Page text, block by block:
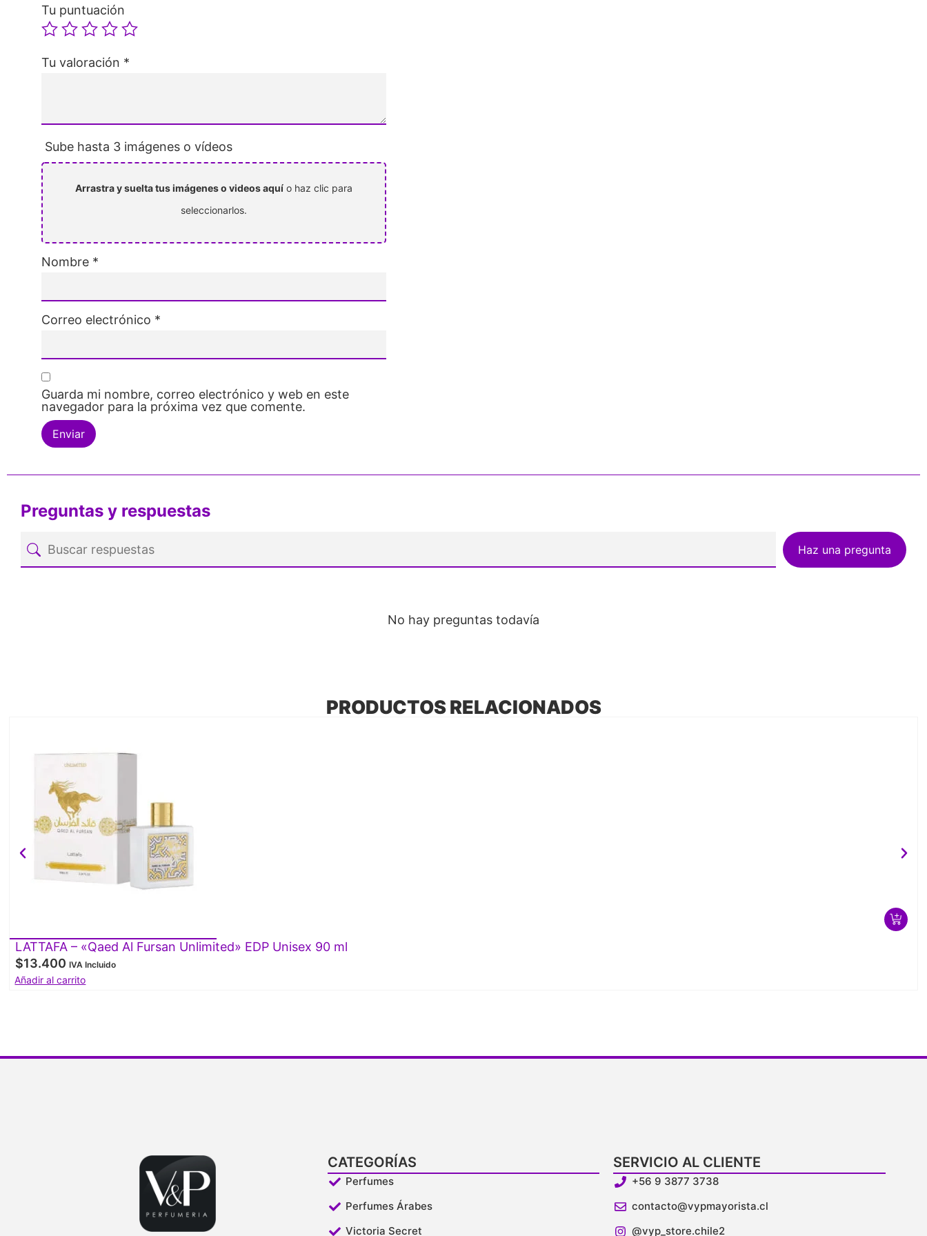
Tu puntuación
Tu valoración *
Sube hasta 3 imágenes o vídeos
Arrastra y suelta tus imágenes o videos aquí o haz clic para
seleccionarlos.
Nombre *
Correo electrónico *
Guarda mi nombre, correo electrónico y web en este
navegador para la próxima vez que comente.
Preguntas y respuestas
Haz una pregunta
No hay preguntas todavía
PRODUCTOS RELACIONADOS
LATTAFA – «Qaed Al Fursan Unlimited» EDP Unisex 90 ml
$13.400 IVA Incluido
Añadir al carrito
CATEGORÍAS
Perfumes
Perfumes Árabes
Victoria Secret
SERVICIO AL CLIENTE
+56 9 3877 3738
contacto@vypmayorista.cl
@vyp_store.chile2